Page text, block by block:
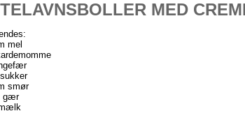
MED
mel
smør
gær